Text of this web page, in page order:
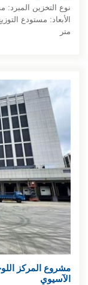
نوع التخزين المبرد:
متر
مشروع المركز
الآسيوي